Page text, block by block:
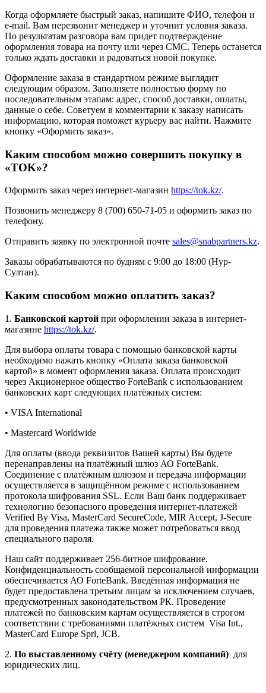
Когда оформляете быстрый заказ, напишите ФИО, телефон и
e-mail. Вам перезвонит менеджер и уточнит условия заказа.
По результатам разговора вам придет подтверждение
оформления товара на почту или через СМС. Теперь останется
только ждать доставки и радоваться новой покупке.
Оформление заказа в стандартном режиме выглядит
следующим образом. Заполняете полностью форму по
последовательным этапам: адрес, способ доставки, оплаты,
данные о себе. Советуем в комментарии к заказу написать
информацию, которая поможет курьеру вас найти. Нажмите
кнопку «Оформить заказ».
Каким способом можно совершить покупку в
«TOK»?
Оформить заказ через интернет-магазин https://tok.kz/.
Позвонить менеджеру 8 (700) 650-71-05 и оформить заказ по
телефону.
Отправить заявку по электронной почте sales@snabpartners.kz.
Заказы обрабатываются по будням с 9:00 до 18:00 (Нур-
Султан).
Каким способом можно оплатить заказ?
1. Банковской картой при оформлении заказа в интернет-
магазине https://tok.kz/.
Для выбора оплаты товара с помощью банковской карты
необходимо нажать кнопку «Оплата заказа банковской
картой» в момент оформления заказа. Оплата происходит
через Акционерное общество ForteBank с использованием
банковских карт следующих платёжных систем:
• VISA International
• Mastercard Worldwide
Для оплаты (ввода реквизитов Вашей карты) Вы будете
перенаправлены на платёжный шлюз АО ForteBank.
Соединение с платёжным шлюзом и передача информации
осуществляется в защищённом режиме с использованием
протокола шифрования SSL. Если Ваш банк поддерживает
технологию безопасного проведения интернет-платежей
Verified By Visa, MasterCard SecureCode, MIR Accept, J-Secure
для проведения платежа также может потребоваться ввод
специального пароля.
Наш сайт поддерживает 256-битное шифрование.
Конфиденциальность сообщаемой персональной информации
обеспечивается АО ForteBank. Введённая информация не
будет предоставлена третьим лицам за исключением случаев,
предусмотренных законодательством РК. Проведение
платежей по банковским картам осуществляется в строгом
соответствии с требованиями платёжных систем Visa Int.,
MasterCard Europe Sprl, JCB.
2. По выставленному счёту (менеджером компаний) для
юридических лиц.